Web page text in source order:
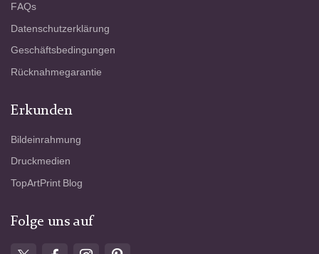
FAQs
Datenschutzerklärung
Geschäftsbedingungen
Rücknahmegarantie
Erkunden
Bildeinrahmung
Druckmedien
TopArtPrint Blog
Folge uns auf